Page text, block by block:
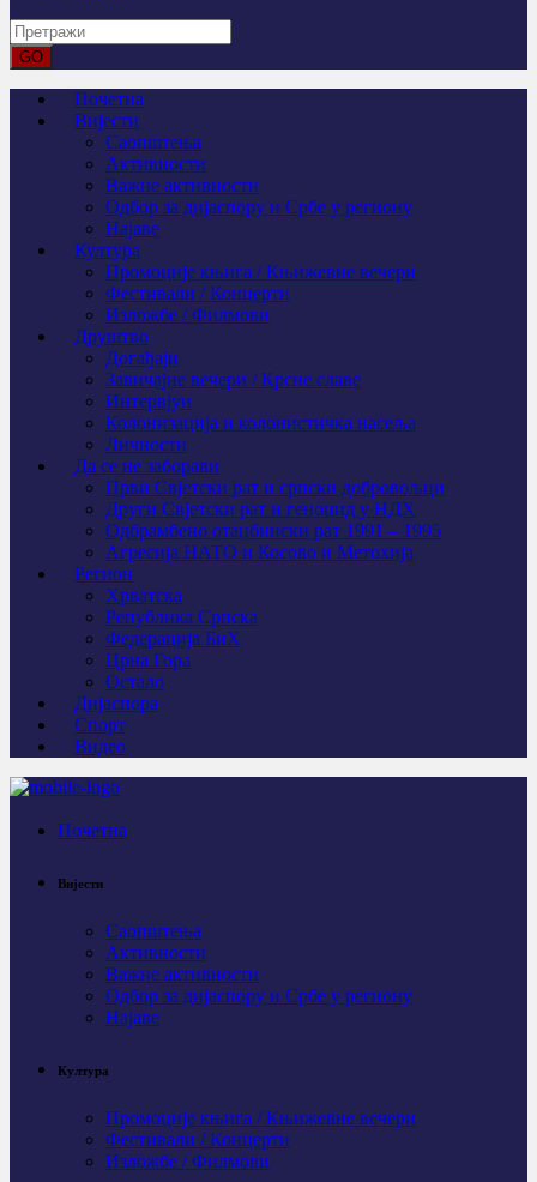
Почетна
Вијести
Саопштења
Активности
Важне активности
Одбор за дијаспору и Србе у региону
Најаве
Култура
Промоције књига / Књижевне вечери
Фестивали / Концерти
Изложбе / Филмови
Друштво
Догађаји
Завичајне вечери / Крсне славе
Интервјуи
Колонизација и колонистичка насеља
Личности
Да се не заборави
Први Свјeтски рат и српски добровољци
Други Свјетски рат и геноцид у НДХ
Одбрамбено отаџбински рат 1991 – 1995
Агресија НАТО и Косово и Метохија
Регион
Хрватска
Република Српска
Федерација БиХ
Црна Гора
Остало
Дијаспора
Спорт
Видео
Почетна
Вијести
Саопштења
Активности
Важне активности
Одбор за дијаспору и Србе у региону
Најаве
Култура
Промоције књига / Књижевне вечери
Фестивали / Концерти
Изложбе / Филмови